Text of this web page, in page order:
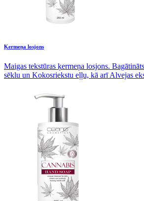
Ķermeņa losjons
Maigas tekstūras ķermeņa losjons.
sēklu un Kokosriekstu eļļu, kā arī Alvejas